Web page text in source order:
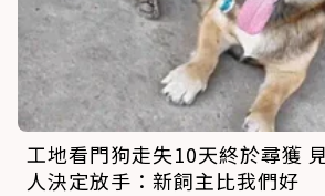
工地看門狗走失10天終於尋獲
人決定放手：新飼主比我們好